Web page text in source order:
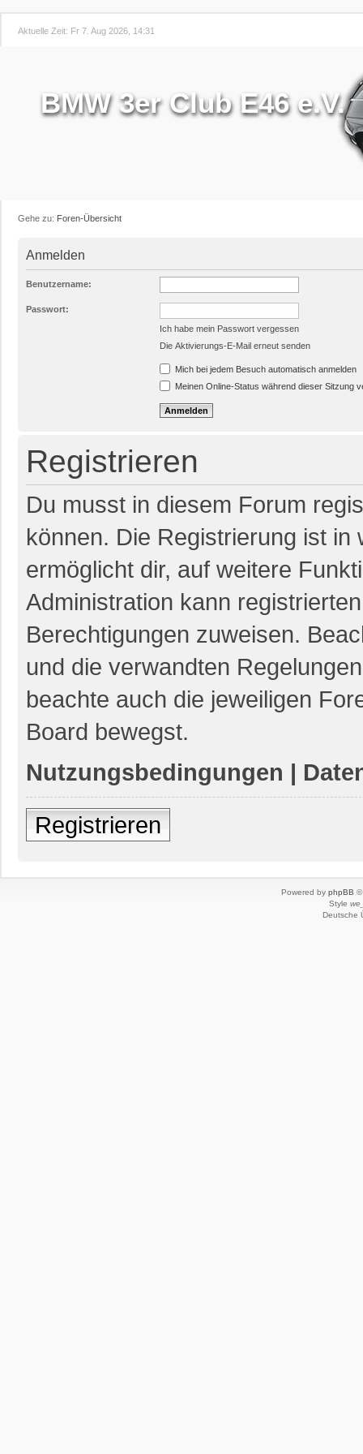
Aktuelle Zeit: Fr 7. Aug 2026, 14:31
BMW 3er Club E46 e.V.
Gehe zu: Foren-Übersicht
Anmelden
Benutzername:
Passwort:
Ich habe mein Passwort vergessen
Die Aktivierungs-E-Mail erneut senden
Mich bei jedem Besuch automatisch anmelden
Meinen Online-Status während dieser Sitzung
Registrieren
Du musst in diesem Forum
können. Die Registrierung ist in
ermöglicht dir, auf weitere
Administration kann
Berechtigungen zuweisen.
und die verwandten
beachte auch die jeweiligen
Board bewegst.
Nutzungsbedingungen |
Registrieren
Powered by phpBB ©
Style
Deutsche